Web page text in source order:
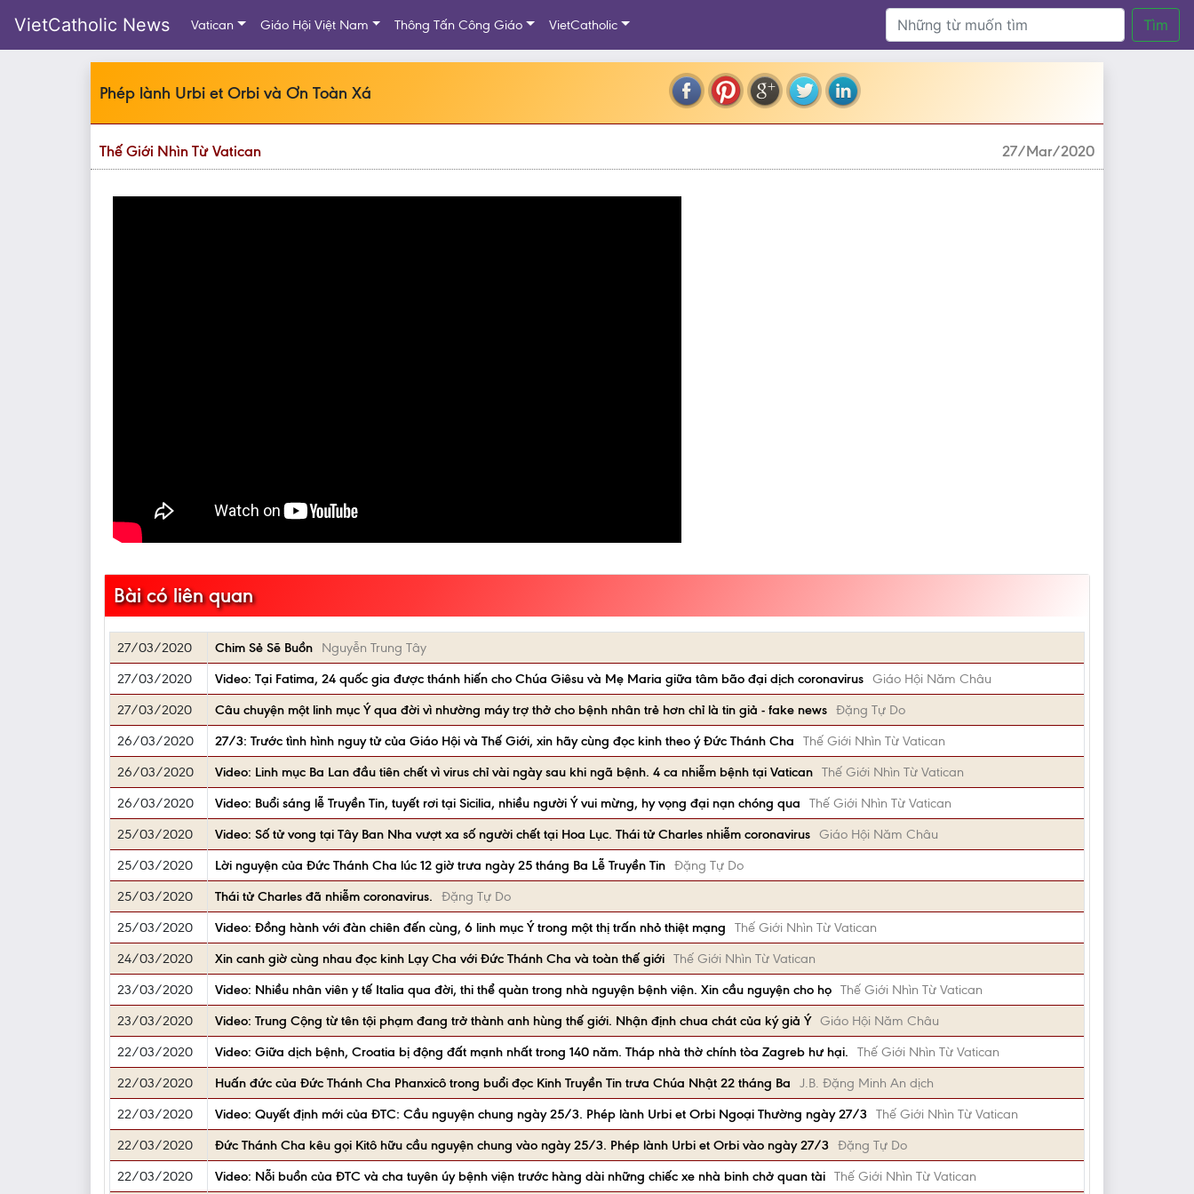
VietCatholic News Vatican Giáo Hội Việt Nam Thông Tấn Công Giáo VietCatholic Tìm
Phép lành Urbi et Orbi và Ơn Toàn Xá
Thế Giới Nhìn Từ Vatican 27/Mar/2020
Bài có liên quan
27/03/2020 Chim Sẻ Sẽ Buồn
Nguyễn Trung Tây
27/03/2020
Video: Tại Fatima, 24 quốc gia được thánh hiến cho Chúa Giêsu và Mẹ Maria giữa tâm bão đại dịch coronavirus Giáo Hội Năm Châu
27/03/2020
Câu chuyện một linh mục Ý qua đời vì nhường máy trợ thở cho bệnh nhân trẻ hơn chỉ là tin giả - fake news Đặng Tự Do
26/03/2020
27/3: Trước tình hình nguy tử của Giáo Hội và Thế Giới, xin hãy cùng đọc kinh theo ý Đức Thánh Cha
Thế Giới Nhìn Từ Vatican
26/03/2020
Video: Linh mục Ba Lan đầu tiên chết vì virus chỉ vài ngày sau khi ngã bệnh. 4 ca nhiễm bệnh tại Vatican Thế Giới Nhìn Từ Vatican
26/03/2020
Video: Buổi sáng lễ Truyền Tin, tuyết rơi tại Sicilia, nhiều người Ý vui mừng, hy vọng đại nạn chóng qua
Thế Giới Nhìn Từ Vatican
25/03/2020
Video: Số tử vong tại Tây Ban Nha vượt xa số người chết tại Hoa Lục. Thái tử Charles nhiễm coronavirus Giáo Hội Năm Châu
25/03/2020
Lời nguyện của Đức Thánh Cha lúc 12 giờ trưa ngày 25 tháng Ba Lễ Truyền Tin Đặng Tự Do
25/03/2020
Thái tử Charles đã nhiễm coronavirus.
Đặng Tự Do
25/03/2020
Video: Đồng hành với đàn chiên đến cùng, 6 linh mục Ý trong một thị trấn nhỏ thiệt mạng
Thế Giới Nhìn Từ Vatican
24/03/2020
Xin canh giờ cùng nhau đọc kinh Lạy Cha với Đức Thánh Cha và toàn thế giới Thế Giới Nhìn Từ Vatican
23/03/2020
Video: Nhiều nhân viên y tế Italia qua đời, thi thể quàn trong nhà nguyện bệnh viện. Xin cầu nguyện cho họ Thế Giới Nhìn Từ Vatican
23/03/2020
Video: Trung Cộng từ tên tội phạm đang trở thành anh hùng thế giới. Nhận định chua chát của ký giả Ý Giáo Hội Năm Châu
22/03/2020
Video: Giữa dịch bệnh, Croatia bị động đất mạnh nhất trong 140 năm. Tháp nhà thờ chính tòa Zagreb hư hại.
Thế Giới Nhìn Từ Vatican
22/03/2020
Huấn đức của Đức Thánh Cha Phanxicô trong buổi đọc Kinh Truyền Tin trưa Chúa Nhật 22 tháng Ba
J.B. Đặng Minh An dịch
22/03/2020
Video: Quyết định mới của ĐTC: Cầu nguyện chung ngày 25/3. Phép lành Urbi et Orbi Ngoại Thường ngày 27/3 Thế Giới Nhìn Từ Vatican
22/03/2020
Đức Thánh Cha kêu gọi Kitô hữu cầu nguyện chung vào ngày 25/3. Phép lành Urbi et Orbi vào ngày 27/3 Đặng Tự Do
22/03/2020
Video: Nỗi buồn của ĐTC và cha tuyên úy bệnh viện trước hàng dài những chiếc xe nhà binh chở quan tài Thế Giới Nhìn Từ Vatican